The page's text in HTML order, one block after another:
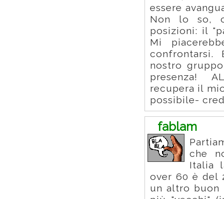
essere
Non lo so,
posizioni: il
Mi
confrontarsi.
nostro
presenza!
recupera il
possibile-
fablam
che
Italia
over 60 è del
un altro buon